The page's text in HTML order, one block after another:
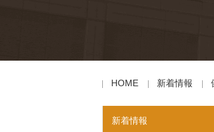
HOME 新着情報
新着情報